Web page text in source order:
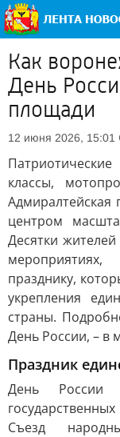
Как
День
площади
12 июня 2026, 15:01
классы,
центром
Десятки
мероприятиях,
празднику,
укрепления
страны.
День России, – в
Праздник
День
Съезд